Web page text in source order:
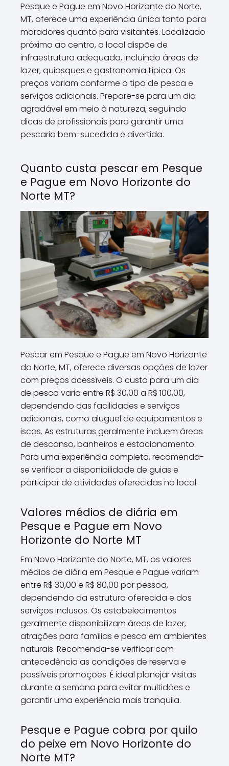
Pesque e Pague em Novo Horizonte do Norte,
MT, oferece uma experiência única tanto para
moradores quanto para visitantes. Localizado
próximo ao centro, o local dispõe de
infraestrutura adequada, incluindo áreas de
lazer, quiosques e gastronomia típica. Os
preços variam conforme o tipo de pesca e
serviços adicionais. Prepare-se para um dia
agradável em meio à natureza, seguindo
dicas de profissionais para garantir uma
pescaria bem-sucedida e divertida.
Quanto custa pescar em Pesque
e Pague em Novo Horizonte do
Norte MT?
Pescar em Pesque e Pague em Novo Horizonte
do Norte, MT, oferece diversas opções de lazer
com preços acessíveis. O custo para um dia
de pesca varia entre R$ 30,00 a R$ 100,00,
dependendo das facilidades e serviços
adicionais, como aluguel de equipamentos e
iscas. As estruturas geralmente incluem áreas
de descanso, banheiros e estacionamento.
Para uma experiência completa, recomenda-
se verificar a disponibilidade de guias e
participar de atividades oferecidas no local.
Valores médios de diária em
Pesque e Pague em Novo
Horizonte do Norte MT
Em Novo Horizonte do Norte, MT, os valores
médios de diária em Pesque e Pague variam
entre R$ 30,00 e R$ 80,00 por pessoa,
dependendo da estrutura oferecida e dos
serviços inclusos. Os estabelecimentos
geralmente disponibilizam áreas de lazer,
atrações para famílias e pesca em ambientes
naturais. Recomenda-se verificar com
antecedência as condições de reserva e
possíveis promoções. É ideal planejar visitas
durante a semana para evitar multidões e
garantir uma experiência mais tranquila.
Pesque e Pague cobra por quilo
do peixe em Novo Horizonte do
Norte MT?